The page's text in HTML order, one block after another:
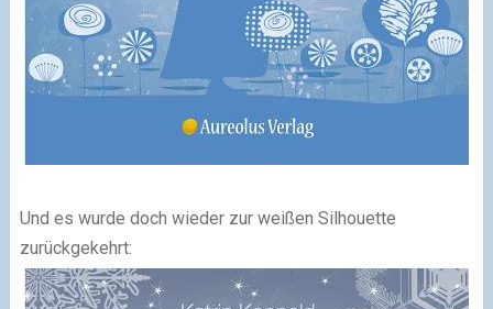
Und es wurde doch wieder zur weißen Silhouette
zurückgekehrt: